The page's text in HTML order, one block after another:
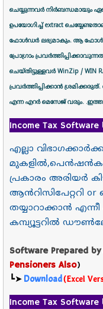
ചെയ്യുന്നവർ നിർബന്ധമായും
ഉപയോഗിച്ച് extract
ഫോൾഡർ ലഭ്യമാകും. ആ
പ്രോഗ്രാം
ചെയ്തിട്ടുള്ളവർ WinZip /
പ്രവർത്തിപ്പിക്കാൻ
എന്ന എറർ മെസേജ് വരും.
Income Tax Software
എല്ലാ
പ്രകാരം അരിയർ
ആൻറിസിപേറ്ററി or
തയ്യാറാക്കാൻ
കമ്പ്യൂട്ടറിൽ
Software Prepared by
Pensioners Also)
┗➤ Download(Excel
Income Tax Software